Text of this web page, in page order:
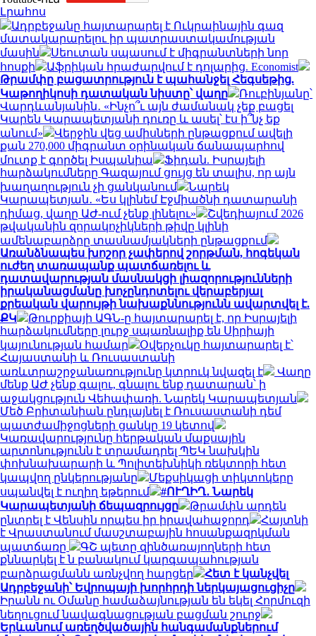
Լրահոս
Ադրբեջանը հայտարարել է Ուկրաինային գազ
մատակարարելու իր պատրաստակամության
մասին
Սեուտան սպասում է միգրանտների նոր
հոսքի
Աֆրիկան ​​հրաժարվում է դոլարից. Economist
Թրամփը բացատրություն է պահանջել Հեգսեթից.
Կաթողիկոսի դատական նիստը՝ վաղը
Ռուբինյանը՝
Վարդևանյանին․ «Ինչո՞ւ այն ժամանակ չեք բացել
Կարեն Կարապետյանի դուռը և ասել՝ էս ի՞նչ եք
անում»
Վերջին վեց ամիսների ընթացքում ավելի
քան 270,000 միգրանտ օրինական ճանապարհով
մուտք է գործել Իսպանիա
Ֆիդան. Իսրայելի
հարձակումները Գազայում ցույց են տալիս, որ այն
խաղաղություն չի ցանկանում
Նարեկ
Կարապետյան․ «Ես կլինեմ Էջմիածնի դատարանի
դիմաց, վաղը ԱԺ-ում չենք լինելու»
Շվեդիայում 2026
թվականին զորակոչիկների թիվը կլինի
ամենաբարձրը տասնամյակների ընթացքում
Առանձնապես խոշոր չափերով շորթման, հոգեկան
ուժեղ տառապանք պատճառելու և
դատավարության մասնակցի լիազորությունների
իրականացմանը խոչընդոտելու վերաբերյալ
քրեական վարույթի նախաքննությունն ավարտվել է.
ՔԿ
Թուրքիայի ԱԳՆ-ը հայտարարել է, որ Իսրայելի
հարձակումները լուրջ սպառնալիք են Սիրիայի
կայունության համար
Օվերչուկը հայտարարել է՝
Հայաստանի և Ռուսաստանի
առևտրաշրջանառությունը կտրուկ նվազել է
Վաղը
մենք ԱԺ չենք գալու, գնալու ենք դատարան՝ ի
աջակցություն Վեհափառի. Նարեկ Կարապետյան
Մեծ Բրիտանիան ընդլայնել է Ռուսաստանի դեմ
պատժամիջոցների ցանկը 19 կետով
Կառավարությունը հերթական մաքսային
արտոնությունն է տրամադրել ՊԵԿ նախկին
փոխնախարարի և Պոլիտեխնիկի ռեկտորի հետ
կապվող ընկերությանը
Մեքսիկացի տիկտոկերը
սպանվել է ուղիղ եթերում
#ՈՒՂԻՂ․ Նարեկ
Կարապետյանի ճեպազրույցը
Թրամփն արդեն
ընտրել է Վենսին որպես իր իրավահաջորդ
Հայտնի
է Վրաստանում մասշտաբային հոսանքազրկման
պատճառը
ԳՇ պետը զինծառայողների հետ
քննարկել է ն բանակում կարգապահության
բարձրացմանն առնչվող հարցեր
Հետ է կանչվել
Ադրբեջանի՝ Եվրոպայի խորհրդի ներկայացուցիչը
Իրանն ու Օմանը համաձայնության են եկել Հորմուզի
նեղուցում նավագնացության բացման շուրջ
Երևանում առեղծվածային հանգամանքներում